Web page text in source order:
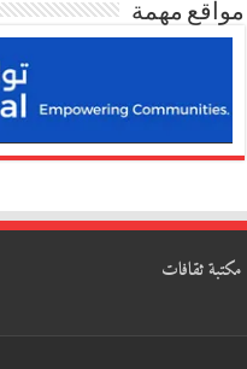
مواقع مهمة
مكتبة ثقافات